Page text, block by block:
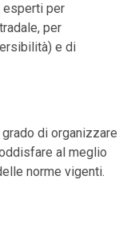
esperti per
per
e di
di organizzare
al meglio
norme vigenti.